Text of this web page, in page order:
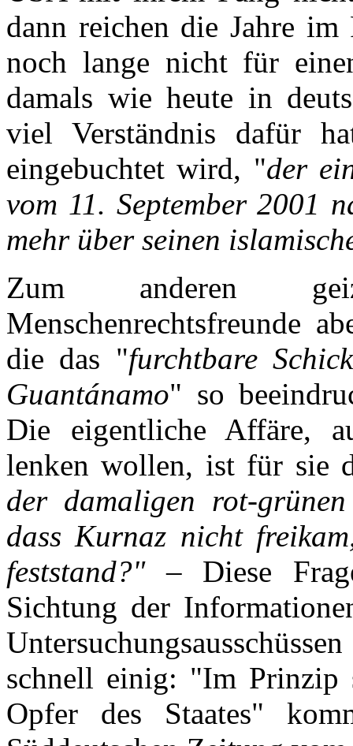
dann reichen die Jahre im
noch lange nicht für
damals wie heute in
viel Verständnis dafür
eingebuchtet wird, "der
vom 11. September 2001
mehr über seinen
Zum anderen
Menschenrechtsfreunde
die das "furchtbare
Guantánamo" so
Die eigentliche Affäre,
lenken wollen, ist für sie
der damaligen rot-
dass Kurnaz nicht
feststand?"– Diese
Sichtung der
schnell einig: "Im
Opfer des Staates"